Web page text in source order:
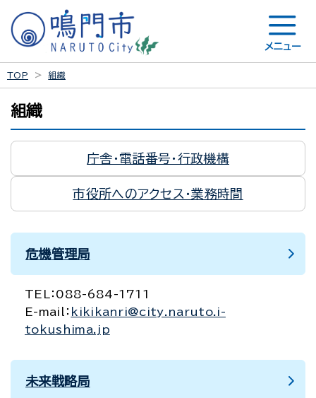
メニュー
TOP 組織
組織
庁舎・電話番号・行政機構
市役所へのアクセス・業務時間
危機管理局
TEL： 088-684-1711
E-mail： kikikanri@city.naruto.i-
tokushima.jp
未来戦略局